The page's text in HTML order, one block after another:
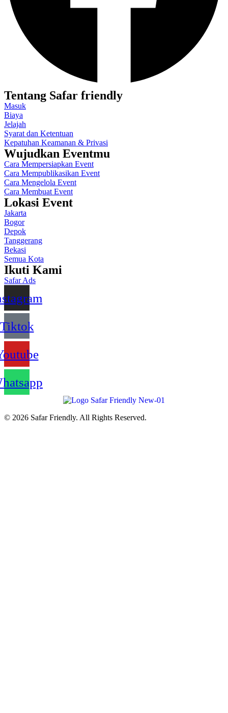
Tentang Safar friendly
Masuk
Biaya
Jelajah
Syarat dan Ketentuan
Kepatuhan Keamanan & Privasi
Wujudkan Eventmu
Cara Mempersiapkan Event
Cara Mempublikasikan Event
Cara Mengelola Event
Cara Membuat Event
Lokasi Event
Jakarta
Bogor
Depok
Tanggerang
Bekasi
Semua Kota
Ikuti Kami
Safar Ads
Tiktok
© 2026 Safar Friendly. All Rights Reserved.